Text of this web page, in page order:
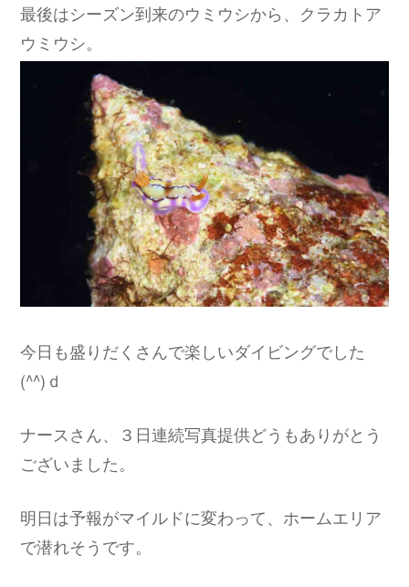
最後はシーズン到来のウミウシから、クラカトア
ウミウシ。
今日も盛りだくさんで楽しいダイビングでした
(^^)ｄ
ナースさん、３日連続写真提供どうもありがとう
ございました。
明日は予報がマイルドに変わって、ホームエリア
で潜れそうです。